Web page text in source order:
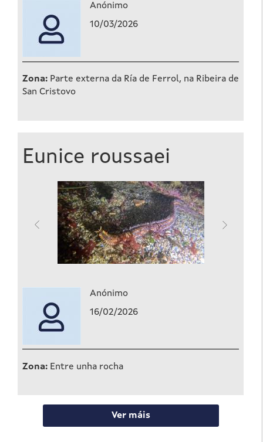
Anónimo
10/03/2026
Zona:Parte externa da Ría de Ferrol, na Ribeira de
San Cristovo
Eunice roussaei
Anónimo
16/02/2026
Zona:Entre unha rocha
Ver máis